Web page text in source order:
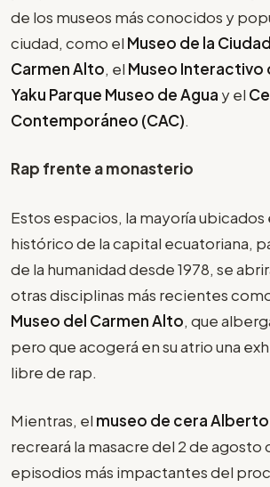
de los museos más conocidos y
ciudad, como el Museo de la Ciudad
Carmen Alto, el Museo Interactivo
Yaku Parque Museo de Agua y el
Contemporáneo (CAC).
Rap frente a monasterio
Estos espacios, la mayoría
histórico de la capital ecuatoriana,
de la humanidad desde 1978, se
otras disciplinas más recientes
Museo del Carmen Alto, que
pero que acogerá en su atrio una
libre de rap.
Mientras, el museo de cera Alberto
recreará la masacre del 2 de agosto
episodios más impactantes del